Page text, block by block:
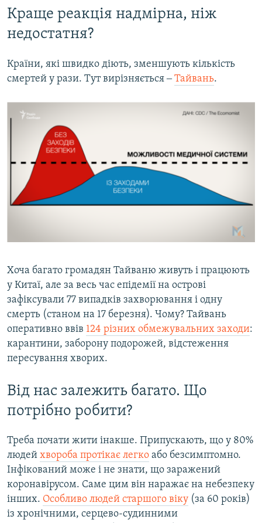
Краще реакція надмірна, ніж
недостатня?
Країни, які швидко діють, зменшують кількість
смертей у рази. Тут вирізняється ‒Тайвань.
Хоча багато громадян Тайваню живуть і працюють
у Китаї, але за весь час епідемії на острові
зафіксували 77 випадків захворювання і одну
смерть (станом на 17 березня). Чому? Тайвань
оперативно ввів 124 різних обмежувальних заходи:
карантини, заборону подорожей, відстеження
пересування хворих.
Від нас залежить багато. Що
потрібно робити?
Треба почати жити інакше. Припускають, що у 80%
людей хвороба протікає легко або безсимптомно.
Інфікований може і не знати, що заражений
коронавірусом. Саме цим він наражає на небезпеку
інших. Особливо людей старшого віку (за 60 років)
із хронічними, серцево-судинними